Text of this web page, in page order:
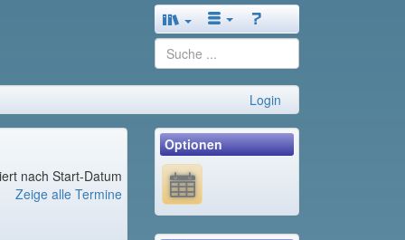
Login
nach Start-Datum
Zeige alle Termine
Optionen